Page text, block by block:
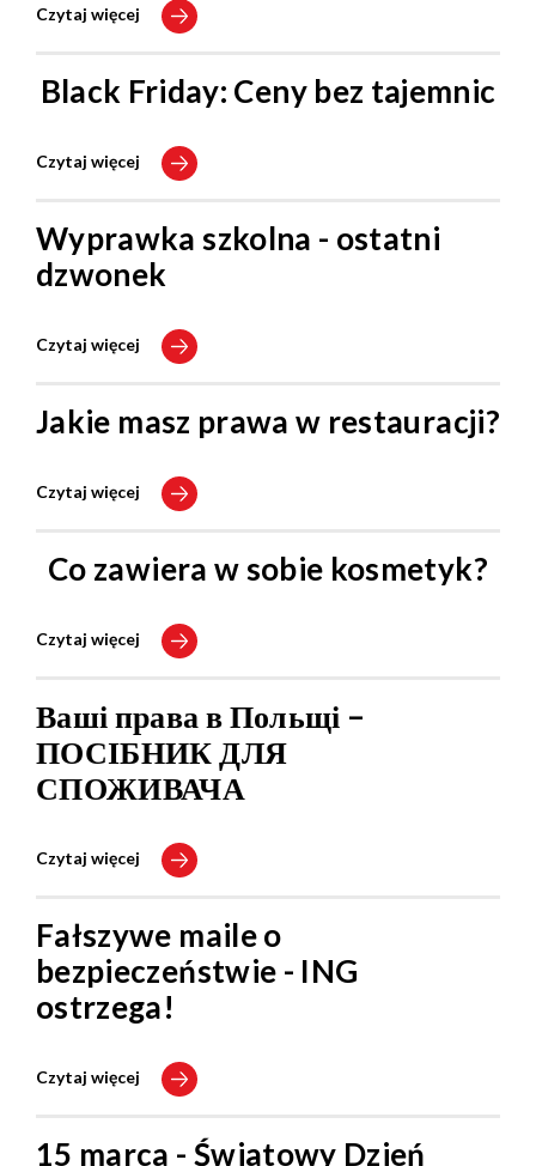
Czytaj więcej
Black Friday: Ceny bez tajemnic
Czytaj więcej
Wyprawka szkolna - ostatni
dzwonek
Czytaj więcej
Jakie masz prawa w restauracji?
Czytaj więcej
Co zawiera w sobie kosmetyk?
Czytaj więcej
Ваші права в Польщі –
ПОСІБНИК ДЛЯ
СПОЖИВАЧА
Czytaj więcej
Fałszywe maile o
bezpieczeństwie - ING
ostrzega!
Czytaj więcej
15 marca - Światowy Dzień